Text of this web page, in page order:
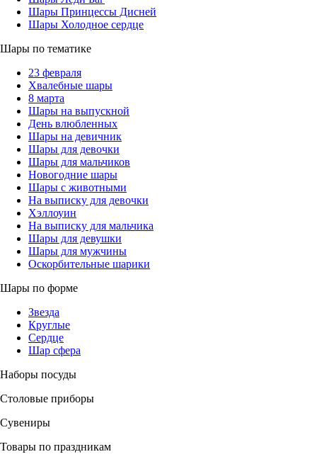
Шары Принцессы Дисней
Шары Холодное сердце
Шары по тематике
23 февраля
Хвалебные шары
8 марта
Шары на выпускной
День влюбленных
Шары на девичник
Шары для девочки
Шары для мальчиков
Новогодние шары
Шары с животными
На выписку для девочки
Хэллоуин
На выписку для мальчика
Шары для девушки
Шары для мужчины
Оскорбительные шарики
Шары по форме
Звезда
Круглые
Сердце
Шар сфера
Наборы посуды
Столовые приборы
Сувениры
Товары по праздникам